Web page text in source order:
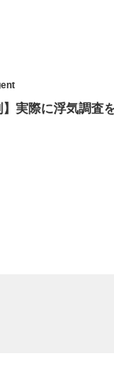
】実際に浮気調査